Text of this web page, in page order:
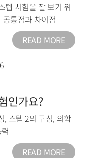
텝 시험을 잘 보기 위
통점과 차이점
READ MORE
인가요?
, 스텝 2의 구성, 의학
READ MORE